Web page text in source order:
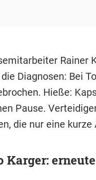
Rainer
Diagnosen: Bei
Hieße:
Pause.
die nur eine
Karger: